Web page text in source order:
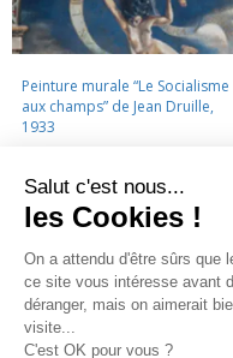
Peinture murale “Le Socialisme
aux champs” de Jean Druille,
1933
LA CINÉMATHÈQUE ·